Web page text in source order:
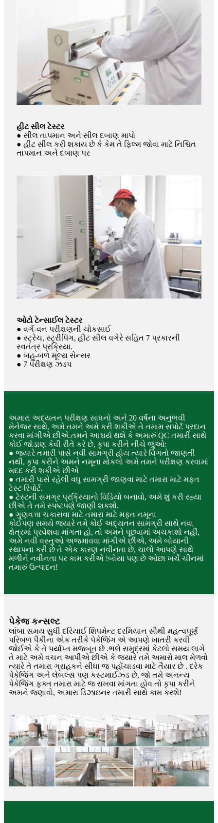
હીટ સીલ ટેસ્ટર
● સીલ તાપમાન અને સીલ દબાણ માપો
● હીટ સીલ કરી શકાય છે કે કેમ તે ફિલ્મ જોવા માટે નિશ્ચિત
તાપમાન અને દબાણ પર
ઓટો ટેન્સાઈલ ટેસ્ટર
● વર્ગ-વન પરીક્ષણની ચોકસાઈ
● સ્ટ્રેચ, સ્ટ્રીપિંગ, હીટ સીલ વગેરે સહિત 7 પ્રકારની
સ્વતંત્ર પ્રક્રિયા.
● બહુ-બળ મૂલ્ય સેન્સર
● 7 પરીક્ષણ ઝડપ
અમારા અદ્યતન પરીક્ષણ સાધનો અને 20 વર્ષના અનુભવી
મેનેજર સાથે, અમે તમને અમે કરી શકીએ તે તમામ સપોર્ટ પ્રદાન
કરવા માંગીએ છીએ.તમને આશ્ચર્ય થશે કે અમારું QC તમારી સાથે
કોઈ જોડાણ કેવી રીતે કરે છે, કૃપા કરીને નીચે જુઓ:
● જ્યારે તમારી પાસે નવી સામગ્રી હોય ત્યારે વિગતો જાણતી
નથી, કૃપા કરીને અમને નમૂના મોકલો અમે તમને પરીક્ષણ કરવામાં
મદદ કરી શકીએ છીએ
● તમારી પાસે રહેલી વધુ સામગ્રી જાણવા માટે તમારા માટે મફત
ટેસ્ટ રિપોર્ટ.
● ટેસ્ટની સમગ્ર પ્રક્રિયાનો વિડિયો બનાવો, અમે શું કરી રહ્યા
છીએ તે તમે સ્પષ્ટપણે જાણી શકશો.
● ગુણવત્તા ચકાસવા માટે તમારા માટે મફત નમૂના
કોઈપણ સમયે જ્યારે તમે કોઈ અદ્યતન સામગ્રી સાથે નવા
ક્ષેત્રમાં પ્રવેશવા માંગતા હો, તો અમને પૂછવામાં અચકાશો નહીં,
અમે નવી વસ્તુઓ અજમાવવા માંગીએ છીએ, અમે બોયાની
સ્થાપના કરી છે તે એક કારણ નવીનતા છે, ચાલો આપણે સાથે
મળીને નવીનતા પર કામ કરીએ !બોયા પણ છે ઓછા ખર્ચે ચીનમાં
તમારું ઉત્પાદન!
પેકેજ કન્સલ્ટ
લાંબા સમય સુધી દરિયાઈ શિપમેન્ટ દરમિયાન સૌથી મહત્વપૂર્ણ
પરિબળ પૈકીના એક તરીકે પેકેજિંગ એ આપણે ખાતરી કરવી
જોઈએ કે તે પર્યાપ્ત મજબૂત છે .ભલે સમુદ્રમાં કેટલો સમય લાગે
તે માટે અમે વચન આપીએ છીએ કે જ્યારે તમે અમારો માલ મેળવો
ત્યારે તે તમારા ગ્રાહકને સીધા જ પહોંચાડવા માટે તૈયાર છે . દરેક
પેકેજિંગ અને લેબલ્સ પણ કસ્ટમાઈઝ્ડ છે, જો તમે અનન્ય
પેકેજિંગ ફક્ત તમારા માટે જ રાખવા માંગતા હોવ તો કૃપા કરીને
અમને જણાવો, અમારા ડિઝાઇનર તમારી સાથે કામ કરશે!